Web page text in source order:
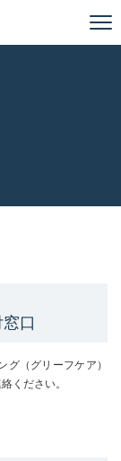
口
（グリーフケア）
ください。